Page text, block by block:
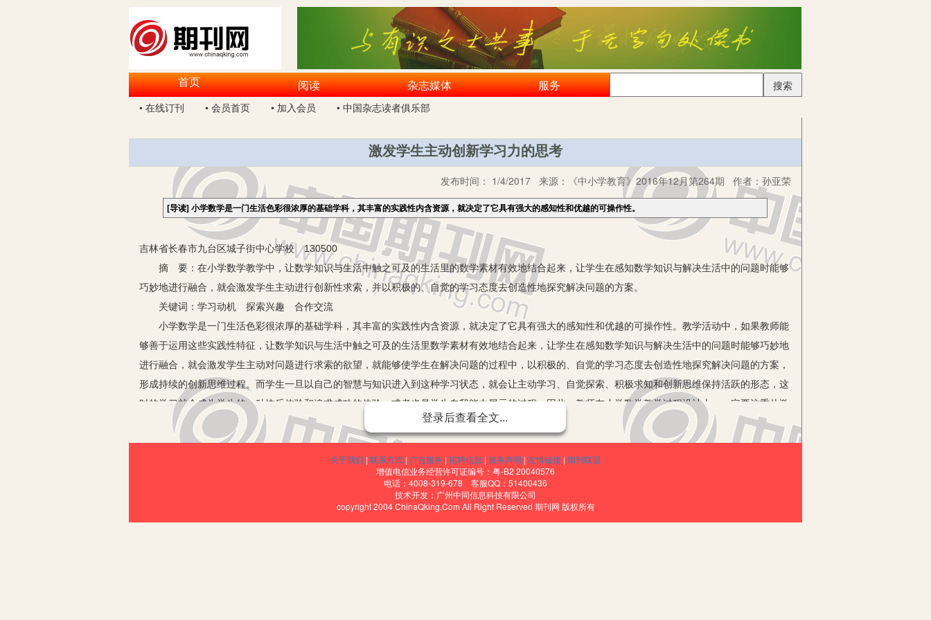
首页 阅读 杂志媒体 服务
搜索
• 在线订刊
• 会员首页 • 加入会员 • 中国杂志读者俱乐部
激发学生主动创新学习力的思考
发布时间： 1/4/2017 来源： 《中小学教育》2016年12月第264期 作者： 孙亚荣
[导读]小学数学是一门生活色彩很浓厚的基础学科，其丰富的实践性内含资源，就决定了它具有强大的感知性和优越的可操作性。
吉林省长春市九台区城子街中心学校 130500
摘 要：在小学数学教学中，让数学知识与生活中触之可及的生活里的数学素材有效地结合起来，让学生在感知数学知识与解决生活中的问题时能够
巧妙地进行融合，就会激发学生主动进行创新性求索，并以积极的、自觉的学习态度去创造性地探究解决问题的方案。
关键词：学习动机 探索兴趣 合作交流
小学数学是一门生活色彩很浓厚的基础学科，其丰富的实践性内含资源，就决定了它具有强大的感知性和优越的可操作性。教学活动中，如果教师能
够善于运用这些实践性特征，让数学知识与生活中触之可及的生活里数学素材有效地结合起来，让学生在感知数学知识与解决生活中的问题时能够巧妙地
进行融合，就会激发学生主动对问题进行求索的欲望，就能够使学生在解决问题的过程中，以积极的、自觉的学习态度去创造性地探究解决问题的方案，
形成持续的创新思维过程。而学生一旦以自己的智慧与知识进入到这种学习状态，就会让主动学习、自觉探索、积极求知和创新思维保持活跃的形态，这
时的学习就会成为学生的一种快乐体验和追求成功的体验，或者也是学生自我能力展示的过程。因此，教师在小学数学教学过程设计上，一定要注重从激
发学生主动学习的方式上进行策划，加强对学生进行创新思维能力方面的诱导，开拓教学资源、开发教学模式、开放教学观念，努力在培养学生数学能力
上下功夫、出成效。
第一，建立目标性期待，激发学生主动学习的动机。任何行为的目标都具有很强的期待性，它是个体活动所完成任务的方向，所以，目标有着对人的
行动引发、导向和自觉的内部驱动作用。对于学生的学习活动而言，学习的目标一旦确立，就会有个体的执行力参与其中，就会按照既定的方向前进，为
了达到学习目标而不懈努力去追寻和探索，有了这种求索的动力，学生那种求知的能动性就会被激发出来，其潜能就会最大限度地释放出来。教学实践也
登录后查看全文...
关于我们 | 联系方式 | 广告服务 | 招聘信息 | 服务声明 | 友情链接 | 期刊联盟
增值电信业务经营许可证编号：粤-B2 20040576
电话：4008-319-678 客服QQ：51400436
技术开发：广州中同信息科技有限公司
copyright 2004 ChinaQking.Com All Right Reserved 期刊网 版权所有